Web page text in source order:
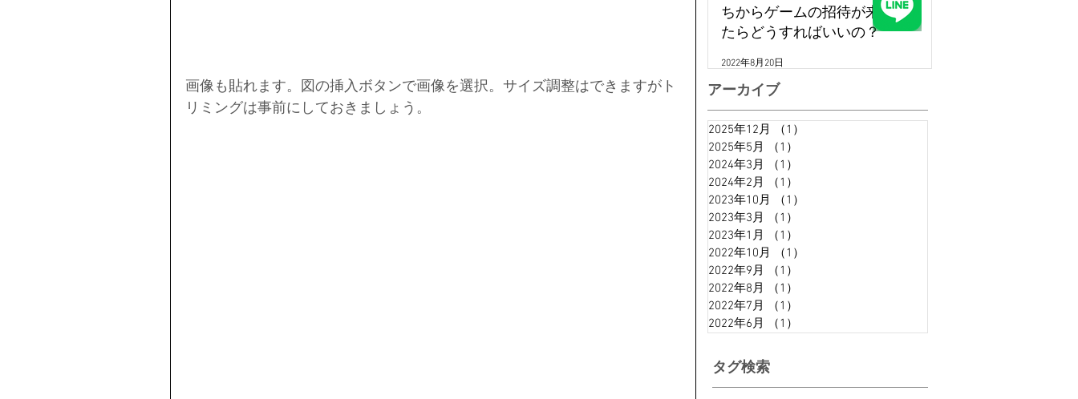
画像も貼れます。図の挿入ボタンで画像を選択。サイズ調整はできますがト
リミングは事前にしておきましょう。
ちからゲームの招待が来
たらどうすればいいの？
2022年8月20日
アーカイブ
2025年12月 （1）
2025年5月
（1）
2024年3月
（1）
2024年2月
（1）
2023年10月
（1）
2023年3月
（1）
2023年1月
（1）
2022年10月
（1）
2022年9月
（1）
2022年8月
（1）
2022年7月
（1）
2022年6月
（1）
タグ検索